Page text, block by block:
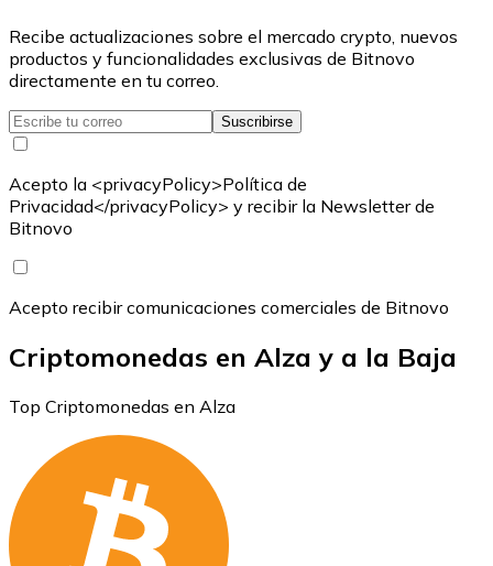
Recibe actualizaciones sobre el mercado crypto, nuevos
productos y funcionalidades exclusivas de Bitnovo
directamente en tu correo.
Suscribirse
Acepto la <privacyPolicy>Política de
Privacidad</privacyPolicy> y recibir la Newsletter de
Bitnovo
Acepto recibir comunicaciones comerciales de Bitnovo
Criptomonedas en Alza y a la Baja
Top Criptomonedas en Alza